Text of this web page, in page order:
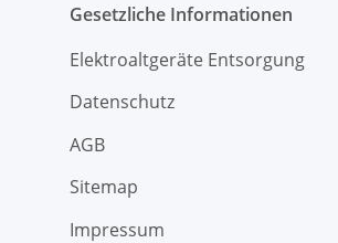
Gesetzliche Informationen
Elektroaltgeräte Entsorgung
Datenschutz
AGB
Sitemap
Impressum